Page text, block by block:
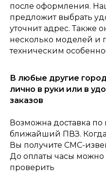
Главная Консультация
после оформления.
предложит выбрать
уточнит адрес. Также
несколько моделей и
техническим
В любые другие
лично в руки или в
заказов
Возможна доставка
ближайший ПВЗ. Когда
Вы получите СМС-
До оплаты часы можно
проверить